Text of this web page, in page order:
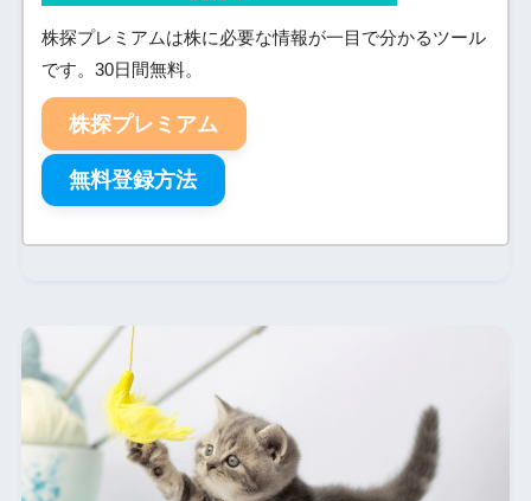
株探プレミアムは株に必要な情報が一目で分かるツール
です。30日間無料。
株探プレミアム
無料登録方法